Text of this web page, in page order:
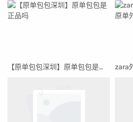
【原单包包深圳】原单包包是正品吗